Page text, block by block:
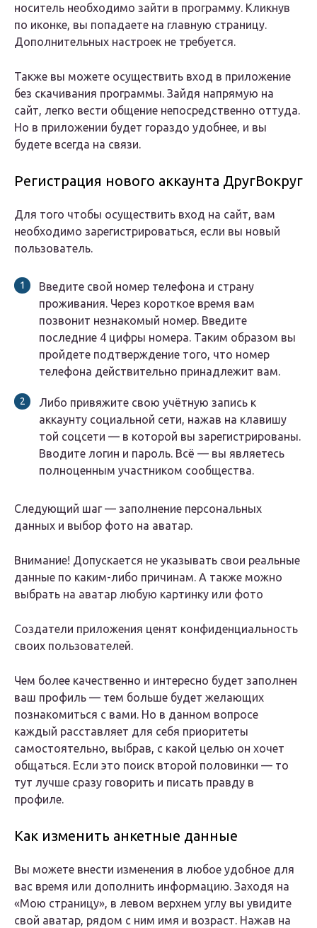
носитель необходимо зайти в программу. Кликнув
по иконке, вы попадаете на главную страницу.
Дополнительных настроек не требуется.
Также вы можете осуществить вход в приложение
без скачивания программы. Зайдя напрямую на
сайт, легко вести общение непосредственно оттуда.
Но в приложении будет гораздо удобнее, и вы
будете всегда на связи.
Регистрация нового аккаунта ДругВокруг
Для того чтобы осуществить вход на сайт, вам
необходимо зарегистрироваться, если вы новый
пользователь.
Введите свой номер телефона и страну
проживания. Через короткое время вам
позвонит незнакомый номер. Введите
последние 4 цифры номера. Таким образом вы
пройдете подтверждение того, что номер
телефона действительно принадлежит вам.
Либо привяжите свою учётную запись к
аккаунту социальной сети, нажав на клавишу
той соцсети — в которой вы зарегистрированы.
Вводите логин и пароль. Всё — вы являетесь
полноценным участником сообщества.
Следующий шаг — заполнение персональных
данных и выбор фото на аватар.
Внимание! Допускается не указывать свои реальные
данные по каким-либо причинам. А также можно
выбрать на аватар любую картинку или фото
Создатели приложения ценят конфиденциальность
своих пользователей.
Чем более качественно и интересно будет заполнен
ваш профиль — тем больше будет желающих
познакомиться с вами. Но в данном вопросе
каждый расставляет для себя приоритеты
самостоятельно, выбрав, с какой целью он хочет
общаться. Если это поиск второй половинки — то
тут лучше сразу говорить и писать правду в
профиле.
Как изменить анкетные данные
Вы можете внести изменения в любое удобное для
вас время или дополнить информацию. Заходя на
«Мою страницу», в левом верхнем углу вы увидите
свой аватар, рядом с ним имя и возраст. Нажав на